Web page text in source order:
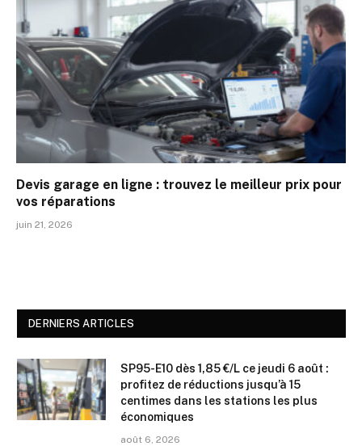
Devis garage en ligne : trouvez le meilleur prix pour
vos réparations
juin 21, 2026
DERNIERS ARTICLES
SP95-E10 dès 1,85 €/L ce jeudi 6 août :
profitez de réductions jusqu’à 15
centimes dans les stations les plus
économiques
août 6, 2026